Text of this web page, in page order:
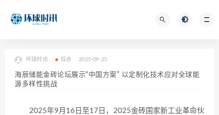
环球时讯 综合 2025-09-25
海辰储能金砖论坛展示“中国方案” 以定制化技术应对全球能
源多样性挑战
2025年9月16日至17日，2025金砖国家新工业革命伙